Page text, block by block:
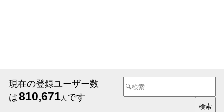
現在の登録ユーザー数
は810,671人 です